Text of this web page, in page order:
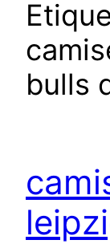
bulls